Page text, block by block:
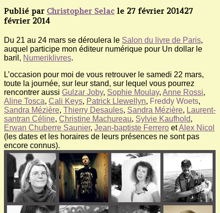
Publié par Christopher Selac le 27 février 201427
février 2014
Du 21 au 24 mars se déroulera le Salon du livre de Paris,
auquel participe mon éditeur numérique pour Un dollar le
baril, Numeriklivres.
L’occasion pour moi de vous retrouver le samedi 22 mars,
toute la journée, sur leur stand, sur lequel vous pourrez
rencontrer aussi Gulzar Joby, Sophie Moulay, Anne Rossi,
Aline Tosca, Cali Keys, Patrick Llewellyn, Freddy Woets,
Sandra Mézière, Thierry Desaules, Sandra Mézière, Laurent-
santran Céline, Christine Machureau, Sylvie Kaufhold,
Erwan Chuberre Saunier, Jean-baptiste Ferrero etAlex Nicol
(les dates et les horaires de leurs présences ne sont pas
encore connus).